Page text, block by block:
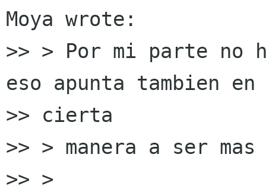
Moya wrote:
>> > Por mi parte no
eso apunta tambien en
>> cierta
>> > manera a ser
>> >